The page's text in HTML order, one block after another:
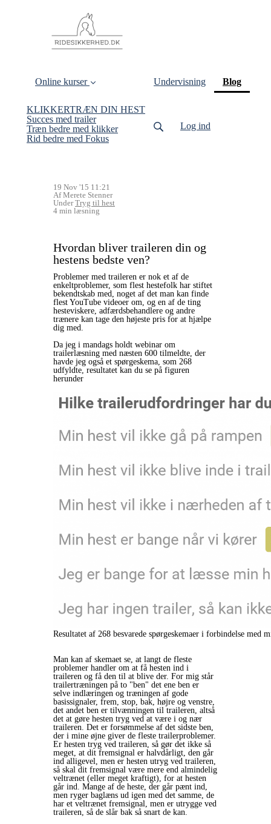
Online kurser
KLIKKERTRÆN DIN HEST
Succes med trailer
Træn bedre med klikker
Rid bedre med Fokus
Undervisning Blog
Log ind
19 Nov '15 11:21
Af Merete Stenner
UnderTryg til hest
4 min læsning
Hvordan bliver traileren din og
hestens bedste ven?
Problemer med traileren er nok et af de
enkeltproblemer, som flest hestefolk har stiftet
bekendtskab med, noget af det man kan finde
flest YouTube videoer om, og en af de ting
hesteviskere, adfærdsbehandlere og andre
trænere kan tage den højeste pris for at hjælpe
dig med.
Da jeg i mandags holdt webinar om
trailerlæsning med næsten 600 tilmeldte, der
havde jeg også et spørgeskema, som 268
udfyldte, resultatet kan du se på figuren
herunder
Resultatet af 268 besvarede spørgeskemaer i forbindelse med
Man kan af skemaet se, at langt de fleste
problemer handler om at få hesten ind i
traileren og få den til at blive der. For mig står
trailertræningen på to "ben" det ene ben er
selve indlæringen og træningen af gode
basissignaler, frem, stop, bak, højre og venstre,
det andet ben er tilvænningen til traileren, altså
det at gøre hesten tryg ved at være i og nær
traileren. Det er forsømmelse af det sidste ben,
der i mine øjne giver de fleste trailerproblemer.
Er hesten tryg ved traileren, så gør det ikke så
meget, at dit fremsignal er halvdårligt, den går
ind alligevel, men er hesten utryg ved traileren,
så skal dit fremsignal være mere end almindelig
veltrænet (eller meget kraftigt), for at hesten
går ind. Mange af de heste, der går pænt ind,
men ryger baglæns ud igen med det samme, de
har et veltrænet fremsignal, men er utrygge ved
traileren, så de slår bak så snart de kan.